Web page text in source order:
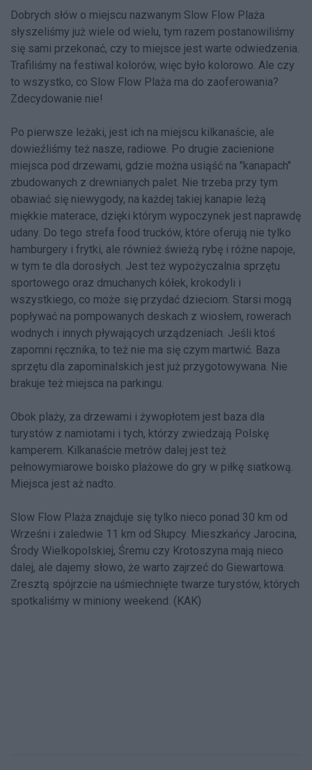
Dobrych słów o miejscu nazwanym Slow Flow Plaża
słyszeliśmy już wiele od wielu, tym razem postanowiliśmy
się sami przekonać, czy to miejsce jest warte odwiedzenia.
Trafiliśmy na festiwal kolorów, więc było kolorowo. Ale czy
to wszystko, co Slow Flow Plaża ma do zaoferowania?
Zdecydowanie nie!
Po pierwsze leżaki, jest ich na miejscu kilkanaście, ale
dowieźliśmy też nasze, radiowe. Po drugie zacienione
miejsca pod drzewami, gdzie można usiąść na "kanapach"
zbudowanych z drewnianych palet. Nie trzeba przy tym
obawiać się niewygody, na każdej takiej kanapie leżą
miękkie materace, dzięki którym wypoczynek jest naprawdę
udany. Do tego strefa food trucków, które oferują nie tylko
hamburgery i frytki, ale również świeżą rybę i różne napoje,
w tym te dla dorosłych. Jest też wypożyczalnia sprzętu
sportowego oraz dmuchanych kółek, krokodyli i
wszystkiego, co może się przydać dzieciom. Starsi mogą
popływać na pompowanych deskach z wiosłem, rowerach
wodnych i innych pływających urządzeniach. Jeśli ktoś
zapomni ręcznika, to też nie ma się czym martwić. Baza
sprzętu dla zapominalskich jest już przygotowywana. Nie
brakuje też miejsca na parkingu.
Obok plaży, za drzewami i żywopłotem jest baza dla
turystów z namiotami i tych, którzy zwiedzają Polskę
kamperem. Kilkanaście metrów dalej jest też
pełnowymiarowe boisko plażowe do gry w piłkę siatkową.
Miejsca jest aż nadto.
Slow Flow Plaża znajduje się tylko nieco ponad 30 km od
Wrześni i zaledwie 11 km od Słupcy. Mieszkańcy Jarocina,
Środy Wielkopolskiej, Śremu czy Krotoszyna mają nieco
dalej, ale dajemy słowo, że warto zajrzeć do Giewartowa.
Zresztą spójrzcie na uśmiechnięte twarze turystów, których
spotkaliśmy w miniony weekend. (KAK)